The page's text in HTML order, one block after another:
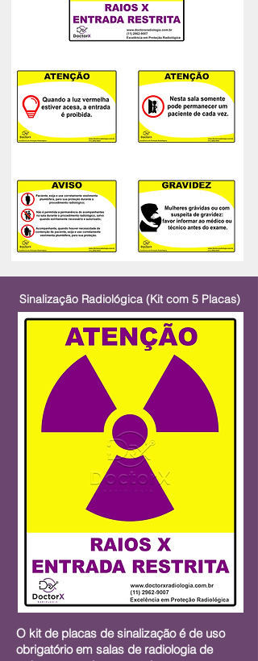
Sinalização Radiológica (Kit com 5 Placas)
O kit de placas de sinalização é de uso
obrigatório em salas de radiologia de